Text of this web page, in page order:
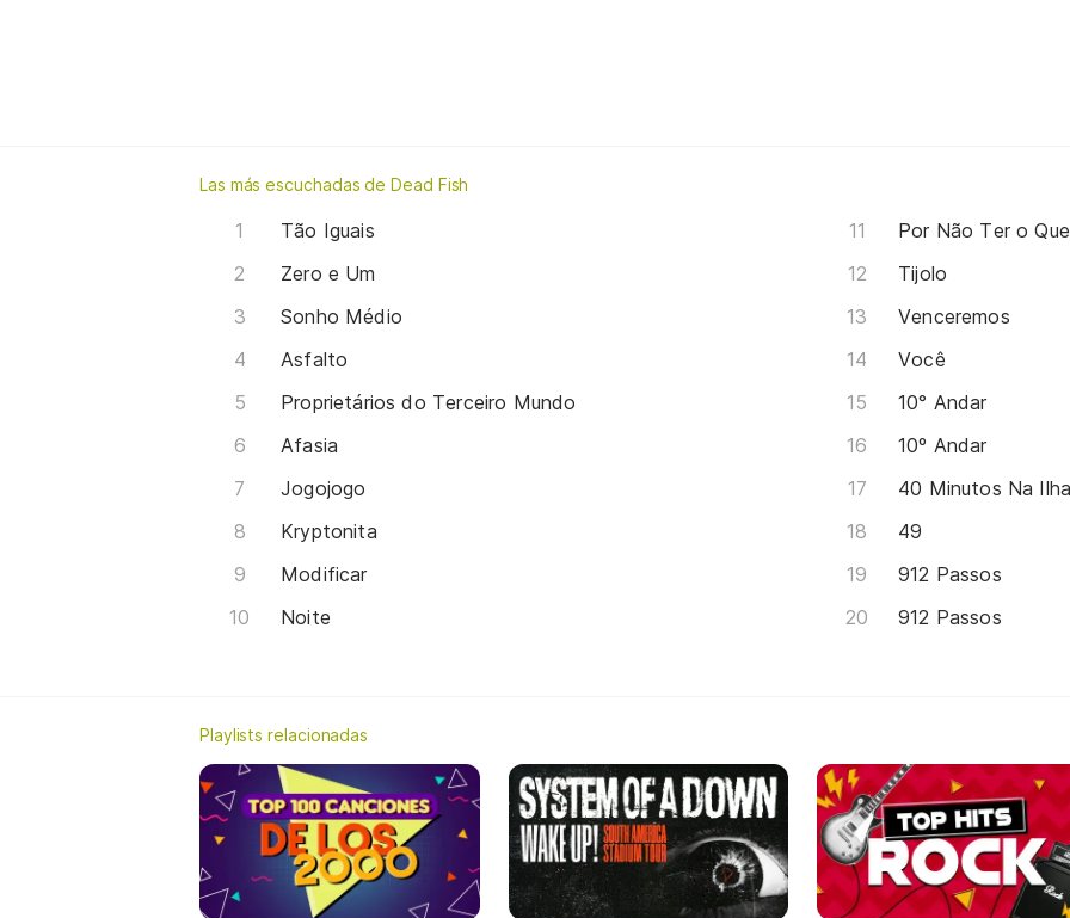
Las más escuchadas de Dead Fish
Tão Iguais
Zero e Um
Sonho Médio
Asfalto
Proprietários do Terceiro Mundo
Afasia
Jogojogo
Kryptonita
Modificar
Noite
Por Não Ter o
Tijolo
Venceremos
Você
10° Andar
10º Andar
40 Minutos Na
49
912 Passos
912 Passos
Playlists relacionadas